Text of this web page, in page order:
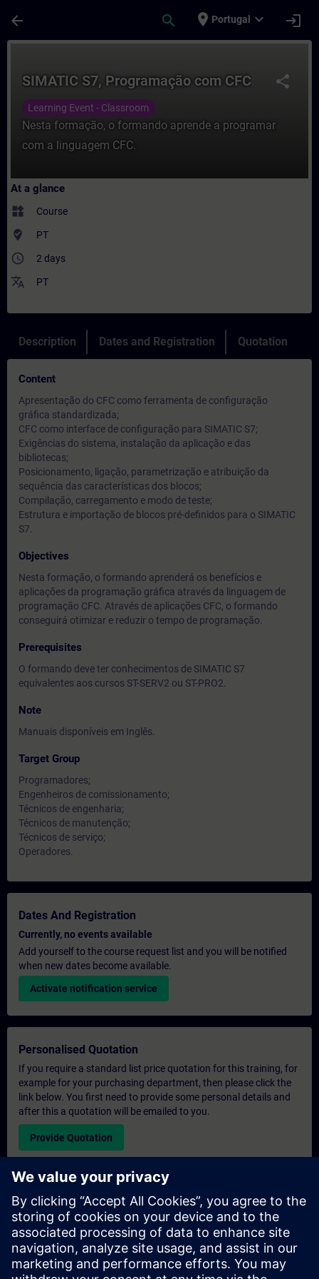
arrow_back search place Portugal expand_more login
share
SIMATIC S7, Programação com CFC
Learning Event - Classroom
Nesta formação, o formando aprende a programar
com a linguagem CFC.
At a glance
widgets Course
where_to_vote PT
access_time 2 days
translate PT
Description Dates and Registration Quotation
Content
Apresentação do CFC como ferramenta de configuração
gráfica standardizada;
CFC como interface de configuração para SIMATIC S7;
Exigências do sistema, instalação da aplicação e das
bibliotecas;
Posicionamento, ligação, parametrização e atribuição da
sequência das características dos blocos;
Compilação, carregamento e modo de teste;
Estrutura e importação de blocos pré-definidos para o SIMATIC
S7.
Objectives
Nesta formação, o formando aprenderá os benefícios e
aplicações da programação gráfica através da linguagem de
programação CFC. Através de aplicações CFC, o formando
conseguirá otimizar e reduzir o tempo de programação.
Prerequisites
O formando deve ter conhecimentos de SIMATIC S7
equivalentes aos cursos ST-SERV2 ou ST-PRO2.
Note
Manuais disponíveis em Inglês.
Target Group
Programadores;
Engenheiros de comissionamento;
Técnicos de engenharia;
Técnicos de manutenção;
Técnicos de serviço;
Operadores.
Dates And Registration
Currently, no events available
Add yourself to the course request list and you will be notified
when new dates become available.
Activate notification service
Personalised Quotation
If you require a standard list price quotation for this training, for
example for your purchasing department, then please click the
link below. You first need to provide some personal details and
after this a quotation will be emailed to you.
Provide Quotation
Exclusive Training Enquiry
Please complete the enquiry form below if you require a
quotation for an exclusive training course either on-site, virtually
or at our SITRAIN training centre. This type of request would be
suitable for larger groups ( 6 and above). After providing your
contact details and your training requirements, you will receive a